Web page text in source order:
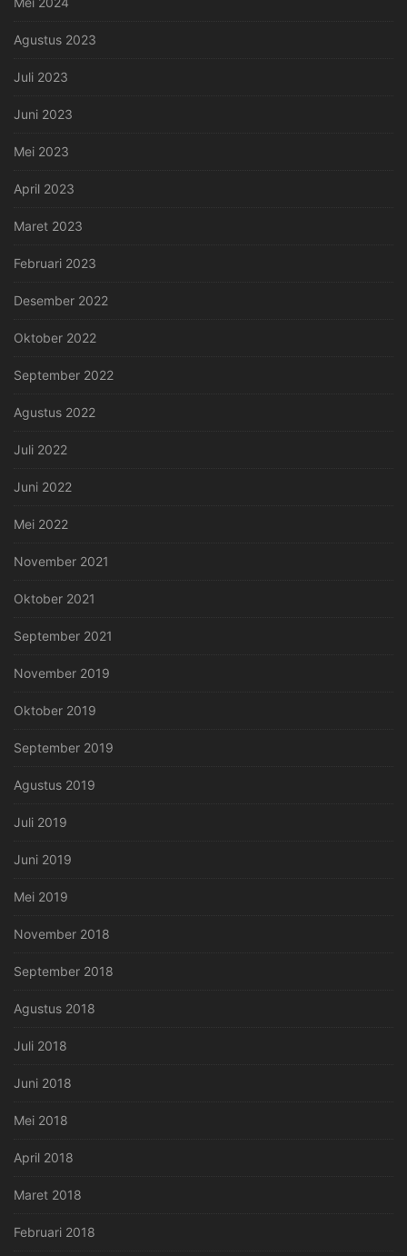
Agustus 2023
Juli 2023
Juni 2023
Mei 2023
April 2023
Maret 2023
Februari 2023
Desember 2022
Oktober 2022
September 2022
Agustus 2022
Juli 2022
Juni 2022
Mei 2022
November 2021
Oktober 2021
September 2021
November 2019
Oktober 2019
September 2019
Agustus 2019
Juli 2019
Juni 2019
Mei 2019
November 2018
September 2018
Agustus 2018
Juli 2018
Juni 2018
Mei 2018
April 2018
Maret 2018
Februari 2018